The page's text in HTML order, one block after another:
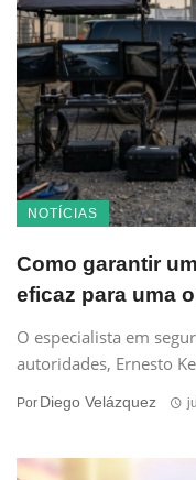
NOTÍCIAS
Como garantir
eficaz para uma
O especialista em
autoridades, Ernesto
Por Diego Velázquez